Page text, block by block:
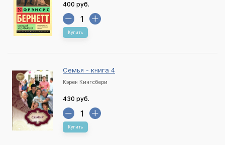
400 руб.
Купить
Семья - книга 4
Кэрен Кингсбери
430 руб.
Купить